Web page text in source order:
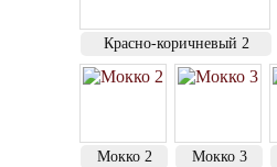
Красно-коричневый 2
Мокко 2 Мокко 3